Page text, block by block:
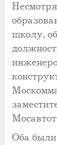
школу,
Оба были